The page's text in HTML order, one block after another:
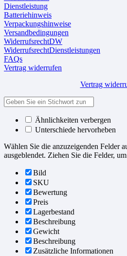
Dienstleistung
Batteriehinweis
Verpackungshinweise
Versandbedingungen
WiderrufsrechtDW
WiderrufsrechtDienstleistungen
FAQs
Vertrag widerrufen
Vertrag
Ähnlichkeiten verbergen
Unterschiede hervorheben
Wählen Sie die anzuzeigenden Felder
ausgeblendet. Ziehen Sie die Felder,
Bild
SKU
Bewertung
Preis
Lagerbestand
Beschreibung
Gewicht
Beschreibung
Zusätzliche Informationen